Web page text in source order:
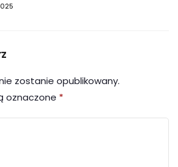
zostanie opublikowany.
oznaczone *